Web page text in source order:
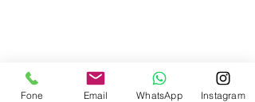
Fone Email WhatsApp Instagram